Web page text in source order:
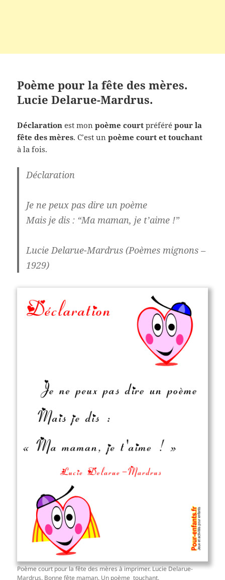
Poème pour la fête des mères.
Lucie Delarue-Mardrus.
Déclaration est monpoème court préférépour la
fête des mères. C’est unpoème court et touchant
à la fois.
Déclaration
Je ne peux pas dire un poème
Mais je dis : “Ma maman, je t’aime !”
Lucie Delarue-Mardrus (Poèmes mignons –
1929)
Poème court pour la fête des mères à imprimer. Lucie Delarue-
Mardrus. Bonne fête maman. Un poème touchant.